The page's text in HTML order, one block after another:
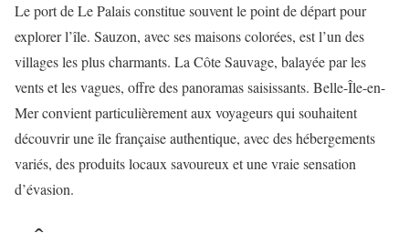
Le port de Le Palais constitue souvent le point de départ pour
explorer l’île. Sauzon, avec ses maisons colorées, est l’un des
villages les plus charmants. La Côte Sauvage, balayée par les
vents et les vagues, offre des panoramas saisissants. Belle-Île-en-
Mer convient particulièrement aux voyageurs qui souhaitent
découvrir une île française authentique, avec des hébergements
variés, des produits locaux savoureux et une vraie sensation
d’évasion.